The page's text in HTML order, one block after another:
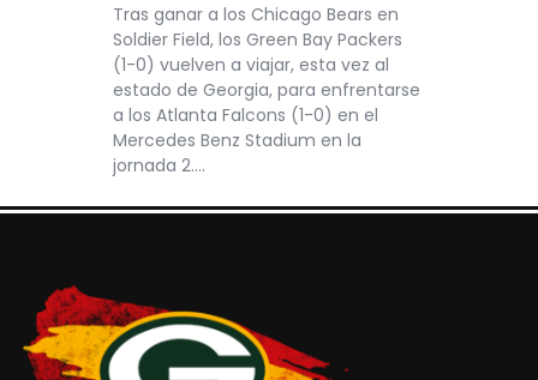
Tras ganar a los Chicago Bears en
Soldier Field, los Green Bay Packers
(1-0) vuelven a viajar, esta vez al
estado de Georgia, para enfrentarse
a los Atlanta Falcons (1-0) en el
Mercedes Benz Stadium en la
jornada 2.…